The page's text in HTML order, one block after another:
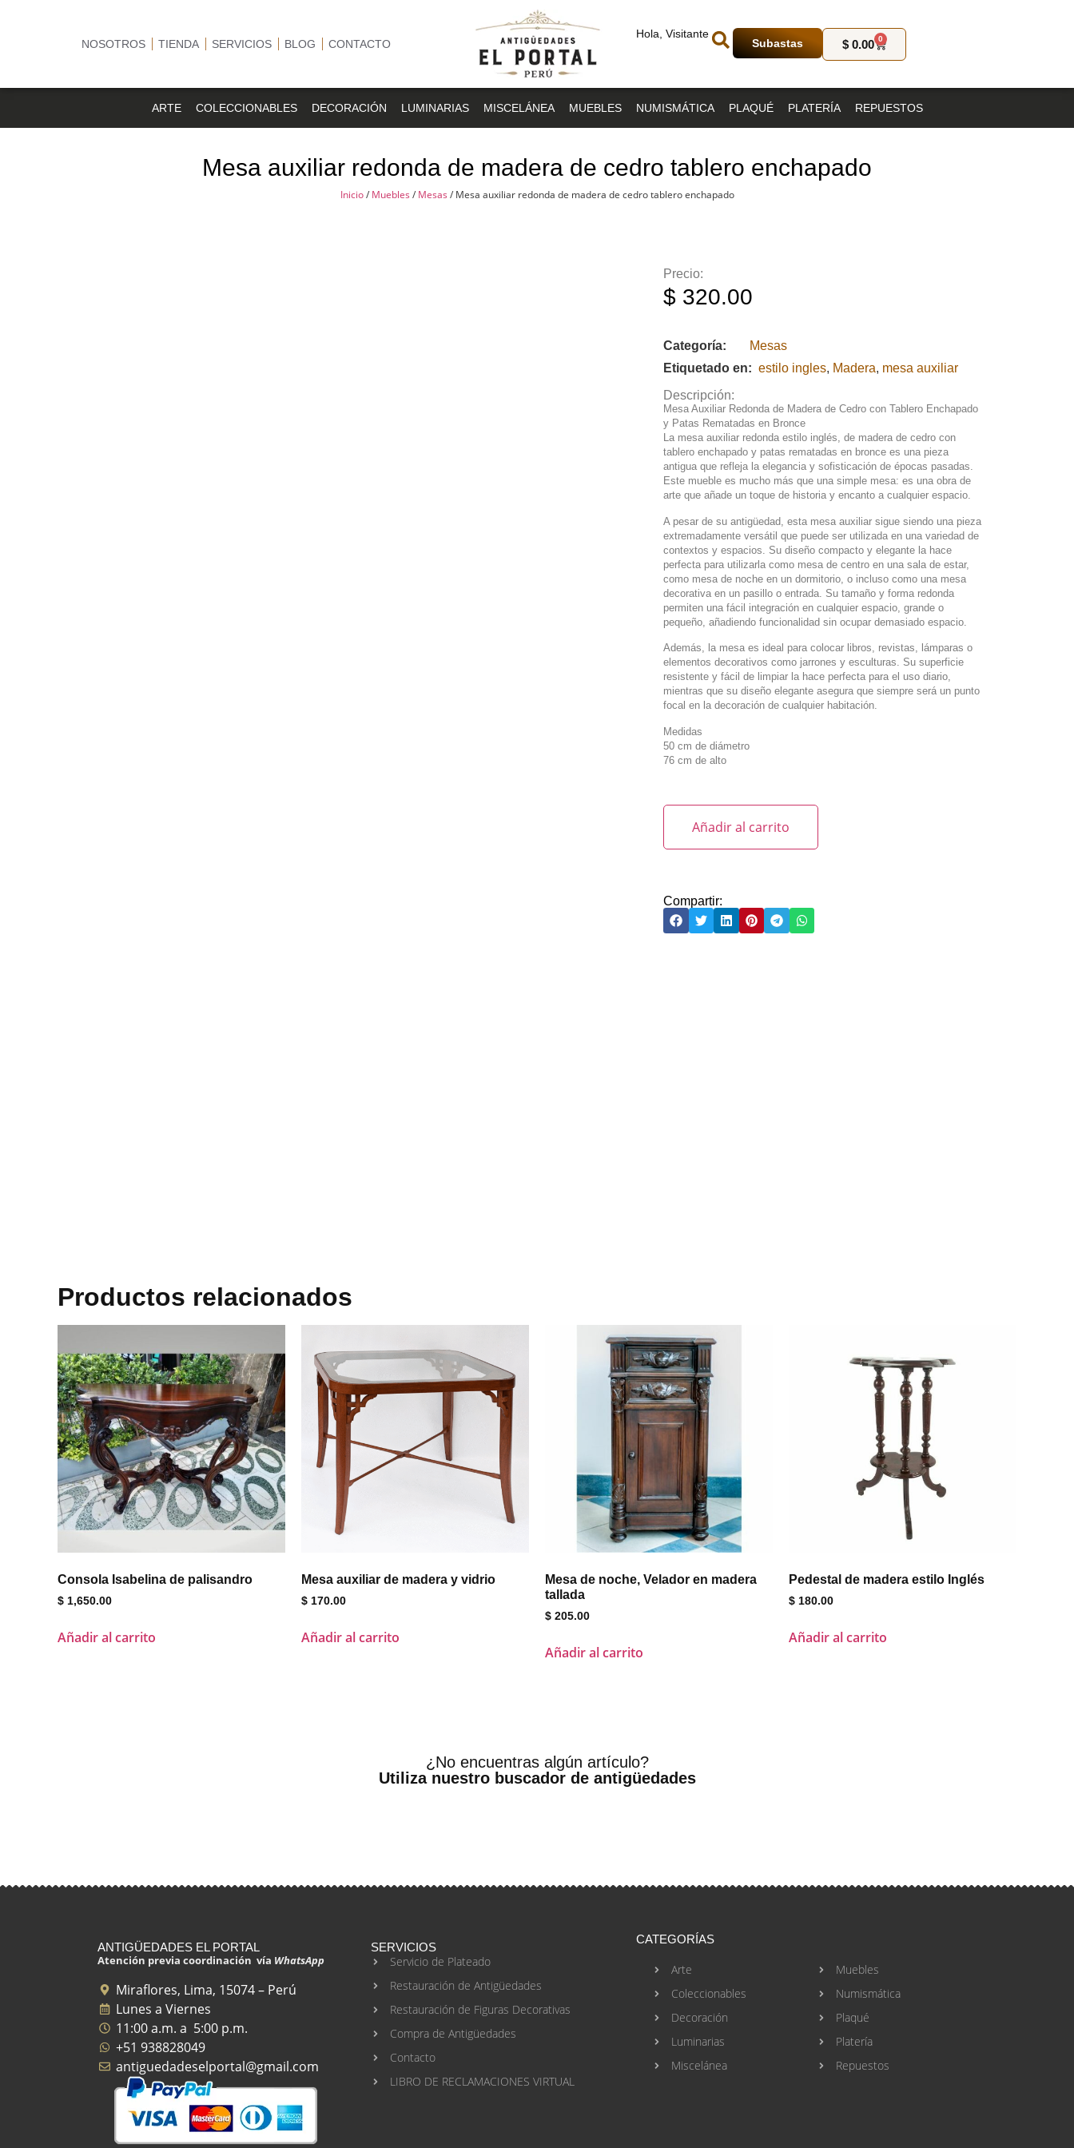
NOSOTROS TIENDA SERVICIOS BLOG CONTACTO
Hola, Visitante
Subastas $ 0.00 0
ARTE COLECCIONABLES DECORACIÓN LUMINARIAS MISCELÁNEA MUEBLES NUMISMÁTICA PLAQUÉ PLATERÍA REPUESTOS
Mesa auxiliar redonda de madera de cedro tablero enchapado
Inicio/ Muebles / Mesas / Mesa auxiliar redonda de madera de cedro tablero enchapado
Precio:
$ 320.00
Categoría:
Mesas
Etiquetado en:estilo ingles, Madera, mesa auxiliar
Descripción:
Mesa Auxiliar Redonda de Madera de Cedro con Tablero Enchapado
y Patas Rematadas en Bronce
La mesa auxiliar redonda estilo inglés, de madera de cedro con
tablero enchapado y patas rematadas en bronce es una pieza
antigua que refleja la elegancia y sofisticación de épocas pasadas.
Este mueble es mucho más que una simple mesa: es una obra de
arte que añade un toque de historia y encanto a cualquier espacio.
A pesar de su antigüedad, esta mesa auxiliar sigue siendo una pieza
extremadamente versátil que puede ser utilizada en una variedad de
contextos y espacios. Su diseño compacto y elegante la hace
perfecta para utilizarla como mesa de centro en una sala de estar,
como mesa de noche en un dormitorio, o incluso como una mesa
decorativa en un pasillo o entrada. Su tamaño y forma redonda
permiten una fácil integración en cualquier espacio, grande o
pequeño, añadiendo funcionalidad sin ocupar demasiado espacio.
Además, la mesa es ideal para colocar libros, revistas, lámparas o
elementos decorativos como jarrones y esculturas. Su superficie
resistente y fácil de limpiar la hace perfecta para el uso diario,
mientras que su diseño elegante asegura que siempre será un punto
focal en la decoración de cualquier habitación.
Medidas
50 cm de diámetro
76 cm de alto
Añadir al carrito
Compartir:
Productos relacionados
Consola Isabelina de palisandro
$ 1,650.00
Añadir al carrito
Mesa auxiliar de madera y vidrio
$ 170.00
Añadir al carrito
Mesa de noche, Velador en madera
tallada
$ 205.00
Añadir al carrito
Pedestal de madera estilo Inglés
$ 180.00
Añadir al carrito
¿No encuentras algún artículo?
Utiliza nuestro buscador de antigüedades
ANTIGÜEDADES EL PORTAL
Atención previa coordinación vía WhatsApp
Miraflores, Lima, 15074 – Perú
Lunes a Viernes
11:00 a.m. a 5:00 p.m.
+51 938828049
antiguedadeselportal@gmail.com
SERVICIOS
Servicio de Plateado
Restauración de Antigüedades
Restauración de Figuras Decorativas
Compra de Antigüedades
Contacto
LIBRO DE RECLAMACIONES VIRTUAL
CATEGORÍAS
Arte
Coleccionables
Decoración
Luminarias
Miscelánea
Muebles
Numismática
Plaqué
Platería
Repuestos